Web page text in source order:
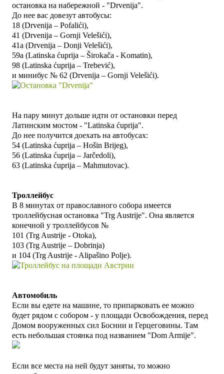
остановка на набережной - "Drvenija".
До нее вас довезут автобусы:
18 (Drvenija – Pofalići),
41 (Drvenija – Gornji Velešići),
41a (Drvenija – Donji Velešići),
59a (Latinska ćuprija – Širokača - Komatin),
98 (Latinska ćuprija – Trebević),
и минибус № 62 (Drvenija – Gornji Velešići).
На пару минут дольше идти от остановки перед
Латинским мостом - "Latinska ćuprija".
До нее получится доехать на автобусах:
54 (Latinska ćuprija – Hošin Brijeg),
56 (Latinska ćuprija – Jarčedoli),
63 (Latinska ćuprija – Mahmutovac).
Троллейбус
В 8 минутах от православного собора имеется
троллейбусная остановка "Trg Austrije". Она является
конечной у троллейбусов №
101 (Trg Austrije - Otoka),
103 (Trg Austrije – Dobrinja)
и 104 (Trg Austrije - Alipašino Polje).
Автомобиль
Если вы едете на машине, то припарковать ее можно
будет рядом с собором - у площади Освобождения, перед
Домом вооруженных сил Боснии и Герцеговины. Там
есть небольшая стоянка под названием "Dom Armije".
Если все места на ней будут заняты, то можно